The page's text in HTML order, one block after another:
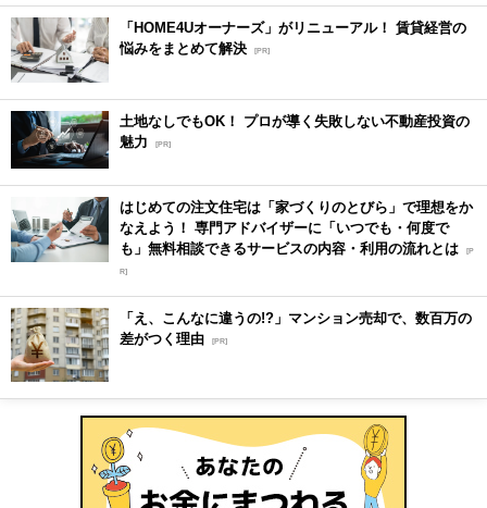
「HOME4Uオーナーズ」がリニューアル！ 賃貸経営の
悩みをまとめて解決 [PR]
土地なしでもOK！ プロが導く失敗しない不動産投資の
魅力
[PR]
はじめての注文住宅は「家づくりのとびら」で理想をか
なえよう！ 専門アドバイザーに「いつでも・何度で
も」無料相談できるサービスの内容・利用の流れとは [P
R]
「え、こんなに違うの!?」マンション売却で、数百万の
差がつく理由 [PR]